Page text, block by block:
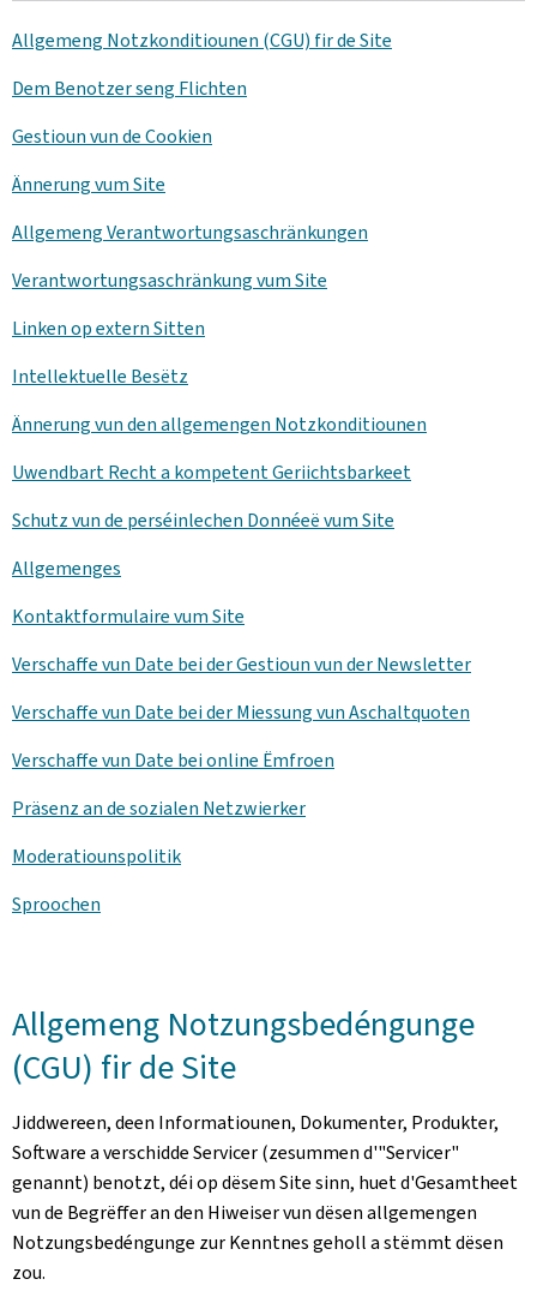
Allgemeng Notzkonditiounen (CGU) fir de Site
Dem Benotzer seng Flichten
Gestioun vun de Cookien
Ännerung vum Site
Allgemeng Verantwortungsaschränkungen
Verantwortungsaschränkung vum Site
Linken op extern Sitten
Intellektuelle Besëtz
Ännerung vun den allgemengen Notzkonditiounen
Uwendbart Recht a kompetent Geriichtsbarkeet
Schutz vun de perséinlechen Donnéeë vum Site
Allgemenges
Kontaktformulaire vum Site
Verschaffe vun Date bei der Gestioun vun derNewsletter
Verschaffe vun Date bei der Miessung vun Aschaltquoten
Verschaffe vun Date bei online Ëmfroen
Präsenz an de sozialen Netzwierker
Moderatiounspolitik
Sproochen
Allgemeng Notzungsbedéngunge
(CGU) fir de Site
Jiddwereen, deen Informatiounen, Dokumenter, Produkter,
Software a verschidde Servicer (zesummen d'"Servicer"
genannt) benotzt, déi op dësem Site sinn, huet d'Gesamtheet
vun de Begrëffer an den Hiweiser vun dësen allgemengen
Notzungsbedéngunge zur Kenntnes geholl a stëmmt dësen
zou.